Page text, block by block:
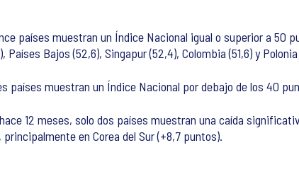
países muestran un Índice Nacional igual o superior a 50
Países Bajos (52,6), Singapur (52,4), Colombia (51,6) y
países muestran un Índice Nacional por debajo de los 40
12 meses, solo dos países muestran una caída
en Corea del Sur (+8,7 puntos).